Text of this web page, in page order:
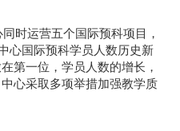
时运营五个国际预科项目，
心国际预科学员人数历史新
第一位，学员人数的增长，
心采取多项举措加强教学质